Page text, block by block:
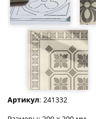
Артикул: 241332